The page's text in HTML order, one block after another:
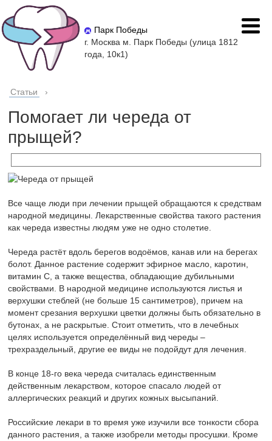
Парк Победы
г. Москва м. Парк Победы (улица 1812
года, 10к1)
Статьи ›
Помогает ли череда от
прыщей?
Все чаще люди при лечении прыщей обращаются к средствам
народной медицины. Лекарственные свойства такого растения
как череда известны людям уже не одно столетие.
Череда растёт вдоль берегов водоёмов, канав или на берегах
болот. Данное растение содержит эфирное масло, каротин,
витамин С, а также вещества, обладающие дубильными
свойствами. В народной медицине используются листья и
верхушки стеблей (не больше 15 сантиметров), причем на
момент срезания верхушки цветки должны быть обязательно в
бутонах, а не раскрытые. Стоит отметить, что в лечебных
целях используется определённый вид череды –
трехраздельный, другие ее виды не подойдут для лечения.
В конце 18-го века череда считалась единственным
действенным лекарством, которое спасало людей от
аллергических реакций и других кожных высыпаний.
Российские лекари в то время уже изучили все тонкости сбора
данного растения, а также изобрели методы просушки. Кроме